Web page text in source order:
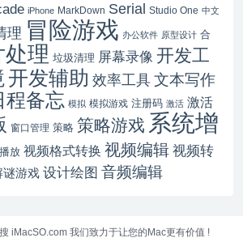
iPhone MarkDown Serial Studio One 中文
理 冒险游戏 办公软件 原型设计 合
处理 垃圾清理 屏幕录像 开发工
开发辅助 效率工具 文本写作
程备忘 模拟 模拟游戏 注册码 激活 激活
窗口管理 策略 策略游戏 系统增
放 视频格式转换 视频编辑 视频转
谜游戏 设计绘图 音频编辑
iMacSO.com 我们致力于让您的Mac更有价值 !